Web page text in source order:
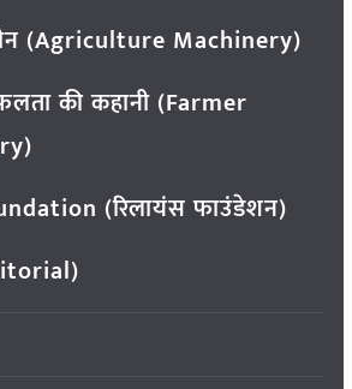
(Agriculture Machinery)
की कहानी (Farmer
(रिलायंस फाउंडेशन)